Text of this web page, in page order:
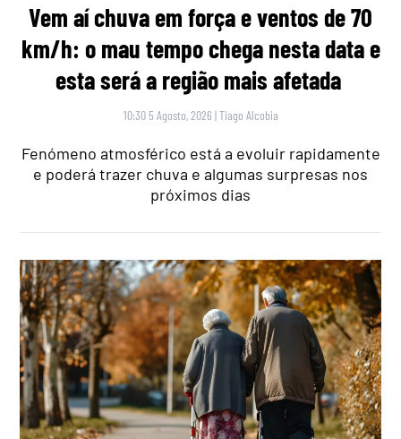
Vem aí chuva em força e ventos de 70
km/h: o mau tempo chega nesta data e
esta será a região mais afetada
10:30 5 Agosto, 2026 |Tiago Alcobia
Fenómeno atmosférico está a evoluir rapidamente
e poderá trazer chuva e algumas surpresas nos
próximos dias